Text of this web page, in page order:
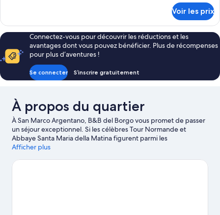
Confort,
1
chambre
le
type
de
chambre
Chambre
Confort,
Voir les prix
Connectez-vous pour découvrir les réductions et les
avantages dont vous pouvez bénéficier. Plus de récompenses
pour plus d’aventures !
Se connecter S’inscrire gratuitement
À propos du quartier
À San Marco Argentano, B&B del Borgo vous promet de passer
un séjour exceptionnel. Si les célèbres Tour Normande et
Abbaye Santa Maria della Matina figurent parmi les
immanquables, vous apprécierez la beauté naturelle des lieux
National de la Sila et Lac Cecita. Pensez également à ajouter
Afficher plus